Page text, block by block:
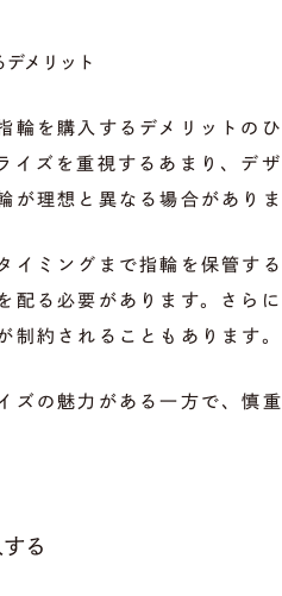
デメリット
輪を購入するデメリットの
イズを重視するあまり、デ
が理想と異なる場合がありま
イミングまで指輪を保管す
配る必要があります。さら
制約されることもあります。
ズの魅力がある一方で、慎
る